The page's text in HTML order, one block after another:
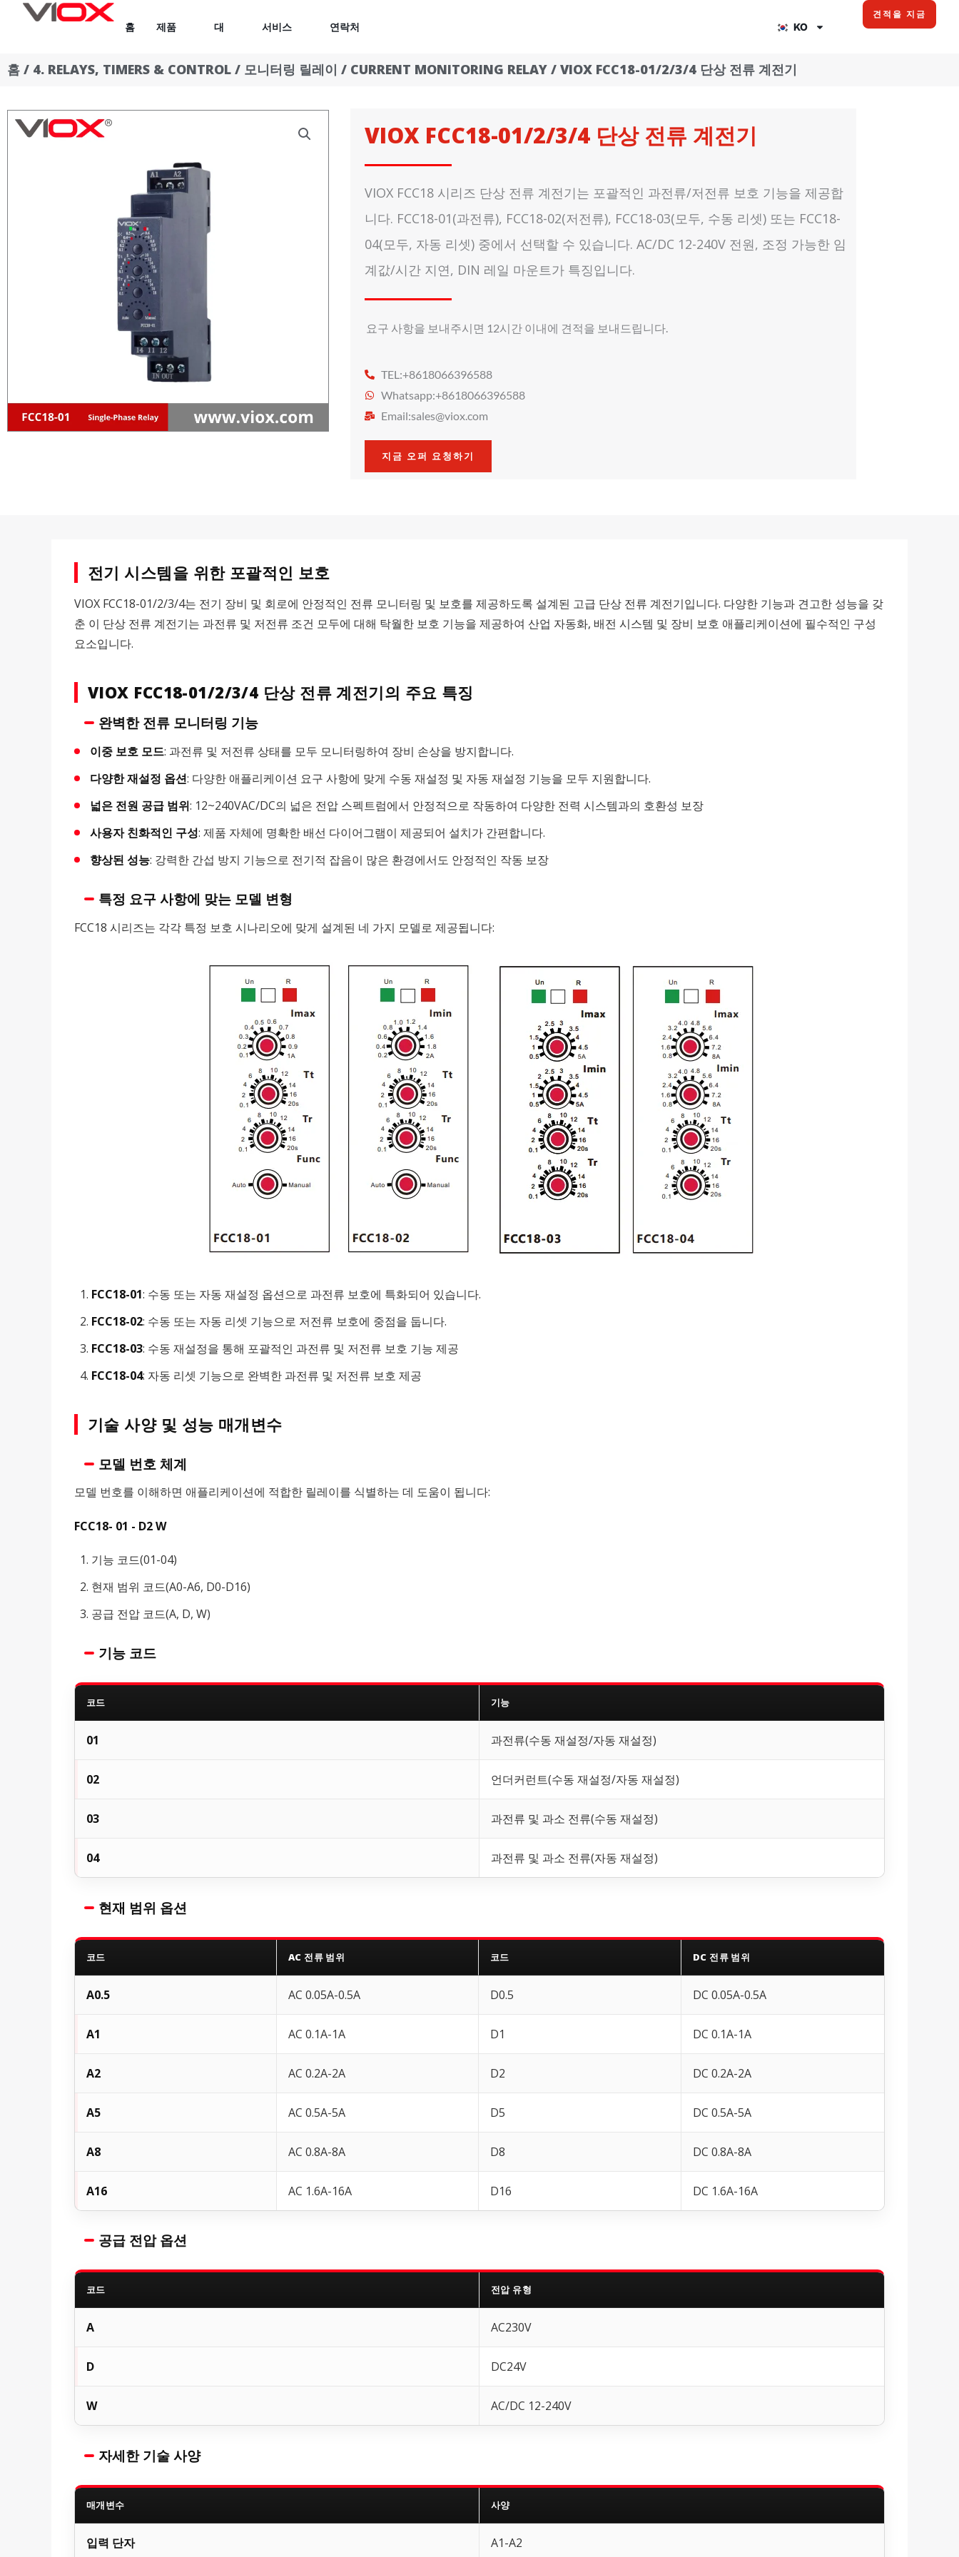
로
너
홈 제품 대 서비스 연락처 KO
견적을 지금
홈 / 4. RELAYS, TIMERS & CONTROL / 모니터링 릴레이 / CURRENT MONITORING RELAY / VIOX FCC18-01/2/3/4 단상 전류 계전기
VIOX FCC18-01/2/3/4 단상 전류 계전기
VIOX FCC18 시리즈 단상 전류 계전기는 포괄적인 과전류/저전류 보호 기능을 제공합
니다. FCC18-01(과전류), FCC18-02(저전류), FCC18-03(모두, 수동 리셋) 또는 FCC18-
04(모두, 자동 리셋) 중에서 선택할 수 있습니다. AC/DC 12-240V 전원, 조정 가능한 임
계값/시간 지연, DIN 레일 마운트가 특징입니다.
요구 사항을 보내주시면 12시간 이내에 견적을 보내드립니다.
TEL:+8618066396588
Whatsapp:+8618066396588
Email:sales@viox.com
지금 오퍼 요청하기
전기 시스템을 위한 포괄적인 보호
VIOX FCC18-01/2/3/4는 전기 장비 및 회로에 안정적인 전류 모니터링 및 보호를 제공하도록 설계된 고급 단상 전류 계전기입니다. 다양한 기능과 견고한 성능을 갖
춘 이 단상 전류 계전기는 과전류 및 저전류 조건 모두에 대해 탁월한 보호 기능을 제공하여 산업 자동화, 배전 시스템 및 장비 보호 애플리케이션에 필수적인 구성
요소입니다.
VIOX FCC18-01/2/3/4 단상 전류 계전기의 주요 특징
완벽한 전류 모니터링 기능
이중 보호 모드: 과전류 및 저전류 상태를 모두 모니터링하여 장비 손상을 방지합니다.
다양한 재설정 옵션: 다양한 애플리케이션 요구 사항에 맞게 수동 재설정 및 자동 재설정 기능을 모두 지원합니다.
넓은 전원 공급 범위: 12~240VAC/DC의 넓은 전압 스펙트럼에서 안정적으로 작동하여 다양한 전력 시스템과의 호환성 보장
사용자 친화적인 구성: 제품 자체에 명확한 배선 다이어그램이 제공되어 설치가 간편합니다.
향상된 성능: 강력한 간섭 방지 기능으로 전기적 잡음이 많은 환경에서도 안정적인 작동 보장
특정 요구 사항에 맞는 모델 변형
FCC18 시리즈는 각각 특정 보호 시나리오에 맞게 설계된 네 가지 모델로 제공됩니다:
FCC18-01: 수동 또는 자동 재설정 옵션으로 과전류 보호에 특화되어 있습니다.
FCC18-02: 수동 또는 자동 리셋 기능으로 저전류 보호에 중점을 둡니다.
FCC18-03: 수동 재설정을 통해 포괄적인 과전류 및 저전류 보호 기능 제공
FCC18-04: 자동 리셋 기능으로 완벽한 과전류 및 저전류 보호 제공
기술 사양 및 성능 매개변수
모델 번호 체계
모델 번호를 이해하면 애플리케이션에 적합한 릴레이를 식별하는 데 도움이 됩니다:
FCC18- 01 - D2 W
기능 코드(01-04)
현재 범위 코드(A0-A6, D0-D16)
공급 전압 코드(A, D, W)
기능 코드
코드 기능
01 과전류(수동 재설정/자동 재설정)
02 언더커런트(수동 재설정/자동 재설정)
03 과전류 및 과소 전류(수동 재설정)
04 과전류 및 과소 전류(자동 재설정)
현재 범위 옵션
코드 AC 전류 범위 코드 DC 전류 범위
A0.5 AC 0.05A-0.5A D0.5 DC 0.05A-0.5A
A1 AC 0.1A-1A D1 DC 0.1A-1A
A2 AC 0.2A-2A D2 DC 0.2A-2A
A5 AC 0.5A-5A D5 DC 0.5A-5A
A8 AC 0.8A-8A D8 DC 0.8A-8A
A16 AC 1.6A-16A D16 DC 1.6A-16A
공급 전압 옵션
코드 전압 유형
A AC230V
D DC24V
W AC/DC 12-240V
자세한 기술 사양
매개변수 사양
입력 단자 A1-A2